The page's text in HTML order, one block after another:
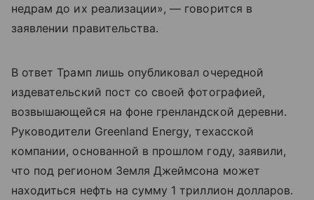
недрам до их реализации», — говорится в
заявлении правительства.
В ответ Трамп лишь опубликовал очередной
издевательский пост со своей фотографией,
возвышающейся на фоне гренландской деревни.
Руководители Greenland Energy, техасской
компании, основанной в прошлом году, заявили,
что под регионом Земля Джеймсона может
находиться нефть на сумму 1 триллион долларов.